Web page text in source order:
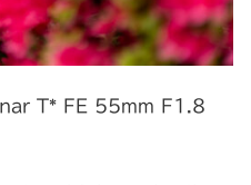
T* FE 55mm F1.8